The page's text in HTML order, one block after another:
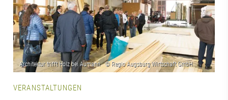
VERANSTALTUNGEN